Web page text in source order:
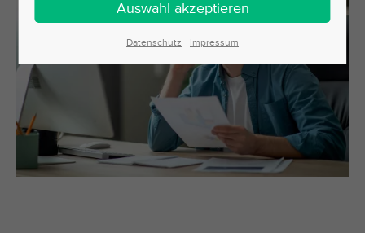
Datenschutz Impressum